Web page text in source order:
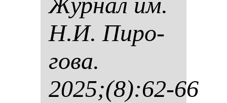
Н.И. Пи­ро­
го­ва.
2025;(8):62-66